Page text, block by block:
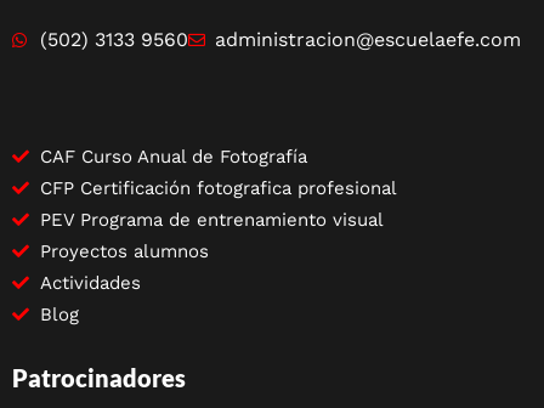
(502) 3133 9560 administracion@escuelaefe.com
CAF Curso Anual de Fotografía
CFP Certificación fotografica profesional
PEV Programa de entrenamiento visual
Proyectos alumnos
Actividades
Blog
Patrocinadores